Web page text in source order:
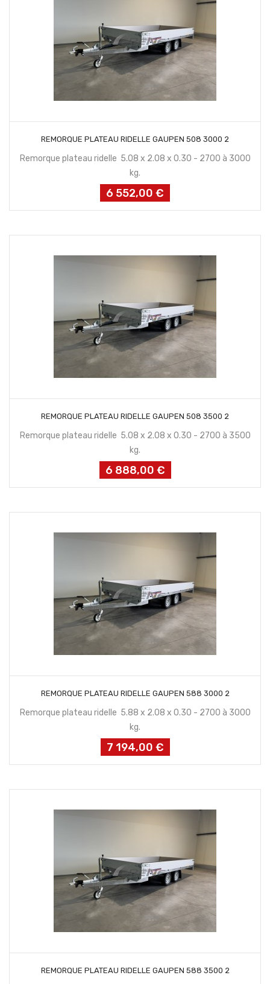
REMORQUE PLATEAU RIDELLE GAUPEN 508 3000 2
Remorque plateau ridelle 5.08 x 2.08 x 0.30 - 2700 à 3000
kg.
Prix
6 552,00 €
REMORQUE PLATEAU RIDELLE GAUPEN 508 3500 2
Remorque plateau ridelle 5.08 x 2.08 x 0.30 - 2700 à 3500
kg.
Prix
6 888,00 €
REMORQUE PLATEAU RIDELLE GAUPEN 588 3000 2
Remorque plateau ridelle 5.88 x 2.08 x 0.30 - 2700 à 3000
kg.
Prix
7 194,00 €
REMORQUE PLATEAU RIDELLE GAUPEN 588 3500 2